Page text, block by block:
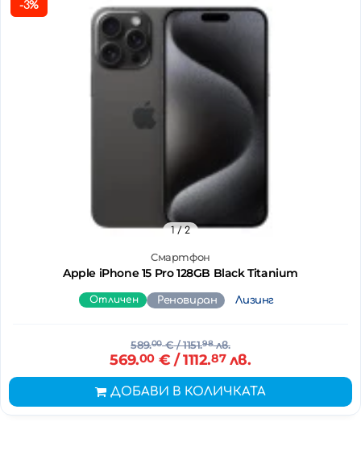
-3%
Смартфон
Apple iPhone 15 Pro 128GB Black Titanium
1/ 2
Отличен Реновиран Лизинг
589.00€/ 1151.98лв.
569.00€ / 1112.87лв.
ДОБАВИ В КОЛИЧКАТА